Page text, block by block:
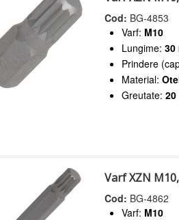
Cod: BG-4853
Varf: M10
Lungime:30
Prindere
Material:
Greutate:20
Varf XZN
Cod: BG-4862
Varf: M10